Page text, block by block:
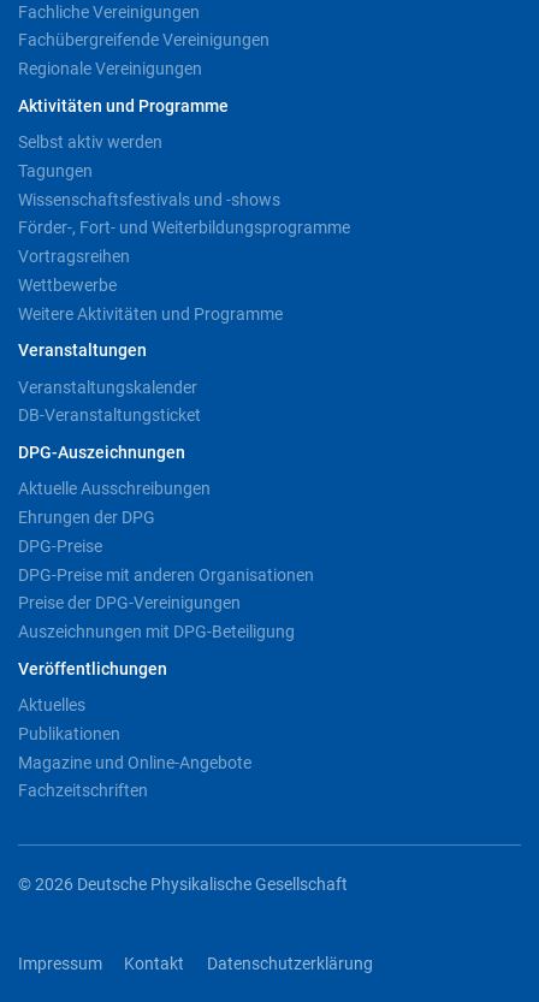
Fachliche Vereinigungen
Fachübergreifende Vereinigungen
Regionale Vereinigungen
Aktivitäten und Programme
Selbst aktiv werden
Tagungen
Wissenschaftsfestivals und -shows
Förder-, Fort- und Weiterbildungsprogramme
Vortragsreihen
Wettbewerbe
Weitere Aktivitäten und Programme
Veranstaltungen
Veranstaltungskalender
DB-Veranstaltungsticket
DPG-Auszeichnungen
Aktuelle Ausschreibungen
Ehrungen der DPG
DPG-Preise
DPG-Preise mit anderen Organisationen
Preise der DPG-Vereinigungen
Auszeichnungen mit DPG-Beteiligung
Veröffentlichungen
Aktuelles
Publikationen
Magazine und Online-Angebote
Fachzeitschriften
© 2026 Deutsche Physikalische Gesellschaft
Impressum Kontakt Datenschutzerklärung